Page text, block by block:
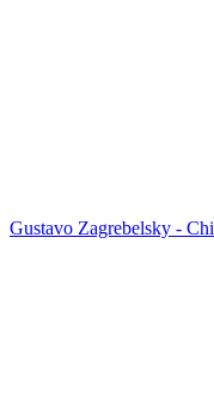
Gustavo Zagrebelsky -